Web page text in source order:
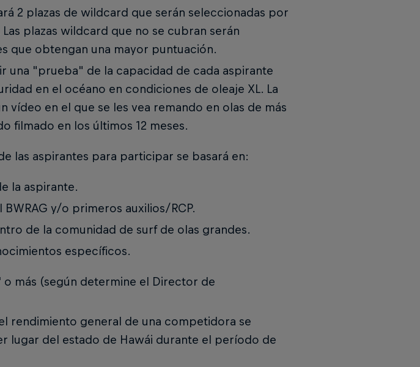
2 plazas de wildcard que serán seleccionadas por
plazas wildcard que no se cubran serán
que obtengan una mayor puntuación.
una "prueba" de la capacidad de cada aspirante
en el océano en condiciones de oleaje XL. La
vídeo en el que se les vea remando en olas de más
filmado en los últimos 12 meses.
las aspirantes para participar se basará en:
la aspirante.
y/o primeros auxilios/RCP.
de la comunidad de surf de olas grandes.
específicos.
o más (según determine el Director de
rendimiento general de una competidora se
lugar del estado de Hawái durante el período de